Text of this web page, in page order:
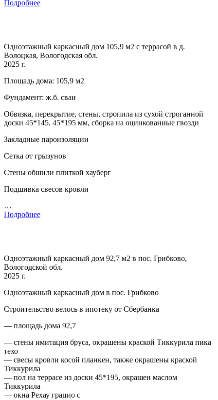
Подробнее
Одноэтажный каркасный дом 105,9 м2 с террасой в д.
Волоцкая, Вологодская обл.
2025 г.
Площадь дома: 105,9 м2
Фундамент: ж.б. сваи
Обвязка, перекрытие, стены, стропила из сухой строганной
доски 45*145, 45*195 мм, сборка на оцинкованные гвозди
Закладные пароизоляции
Сетка от грызунов
Стены обшили плиткой хауберг
Подшивка свесов кровли
…
Подробнее
Одноэтажный каркасный дом 92,7 м2 в пос. Грибково,
Вологодской обл.
2025 г.
Одноэтажный каркасный дом в пос. Грибково
Строительство велось в ипотеку от Сбербанка
— площадь дома 92,7
— стены имитация бруса, окрашены краской Тиккурила пика
техо
— свесы кровли косой планкен, также окрашены краской
Тиккурила
— пол на террасе из доски 45*195, окрашен маслом
Тиккурила
— окна Рехау грацио с